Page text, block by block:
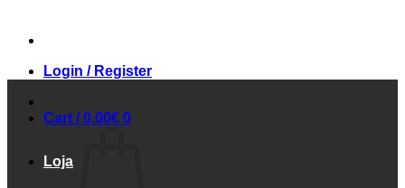
Login / Register
Cart /0.00€ 0
Loja